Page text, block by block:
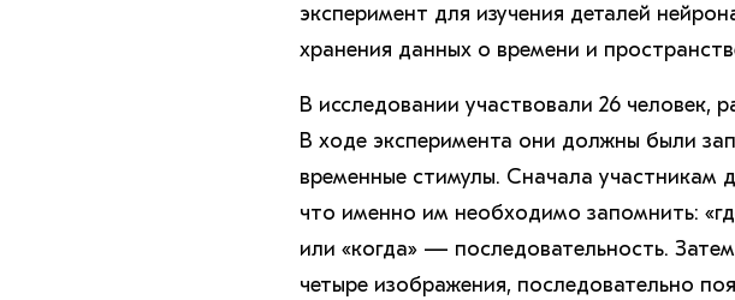
эксперимент для изучения деталей
хранения данных о времени и
В исследовании участвовали 26 человек,
В ходе эксперимента они должны были
временные стимулы. Сначала участникам
что именно им необходимо запомнить:
или «когда» — последовательность.
четыре изображения, последовательно